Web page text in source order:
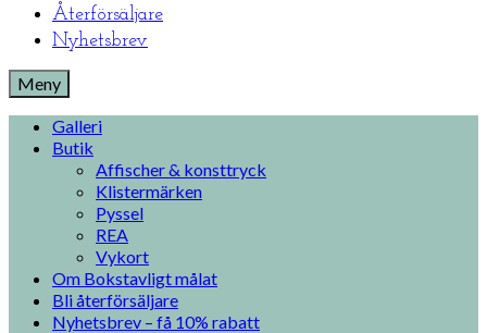
Återförsäljare
Nyhetsbrev
Meny
Galleri
Butik
Affischer & konsttryck
Klistermärken
Pyssel
REA
Vykort
Om Bokstavligt målat
Bli återförsäljare
Nyhetsbrev – få 10% rabatt